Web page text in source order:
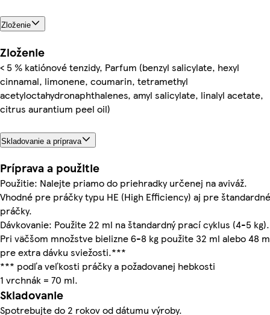
Zloženie
Zloženie
< 5 % katiónové tenzidy, Parfum (benzyl salicylate, hexyl
cinnamal, limonene, coumarin, tetramethyl
acetyloctahydronaphthalenes, amyl salicylate, linalyl acetate,
citrus aurantium peel oil)
Skladovanie a príprava
Príprava a použitie
Použitie: Nalejte priamo do priehradky určenej na aviváž.
Vhodné pre práčky typu HE (High Efficiency) aj pre štandardné
práčky.
Dávkovanie: Použite 22 ml na štandardný prací cyklus (4-5 kg).
Pri väčšom množstve bielizne 6-8 kg použite 32 ml alebo 48
pre extra dávku sviežosti.***
*** podľa veľkosti práčky a požadovanej hebkosti
1 vrchnák = 70 ml.
Skladovanie
Spotrebujte do 2 rokov od dátumu výroby.